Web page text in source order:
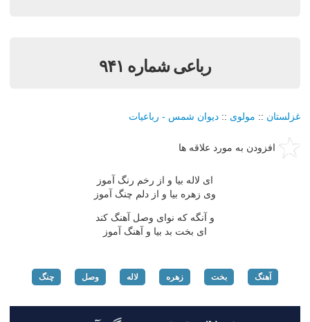
رباعی شماره ۹۴۱
غزلستان :: مولوی :: دیوان شمس - رباعیات
افزودن به مورد علاقه ها
ای لاله بیا و از رخم رنگ آموز
وی زهره بیا و از دلم چنگ آموز
و آنگه که نوای وصل آهنگ کند
ای بخت بد بیا و آهنگ آموز
آهنگ بخت زهره لاله وصل چنگ